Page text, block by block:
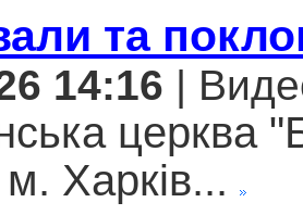
та
14:16 |
церква
Харків...